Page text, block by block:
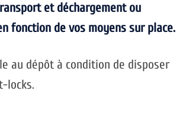
et déchargement ou
fonction de vos moyens sur place.
au dépôt à condition de disposer
locks.